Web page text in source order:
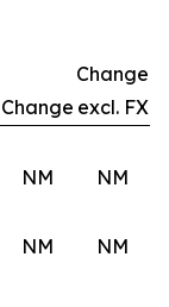
Change
Change
excl. FX
NM
NM
NM NM